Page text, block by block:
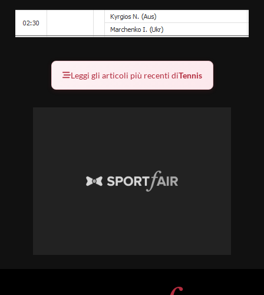
Leggi gli articoli più recenti diTennis